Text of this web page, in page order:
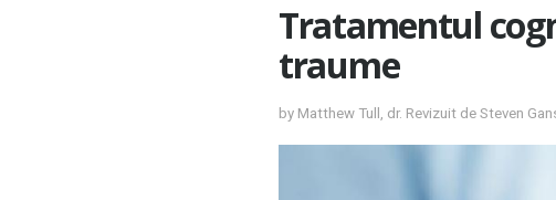
Tratamentul
traume
by Matthew Tull, dr. Revizuit de Steven